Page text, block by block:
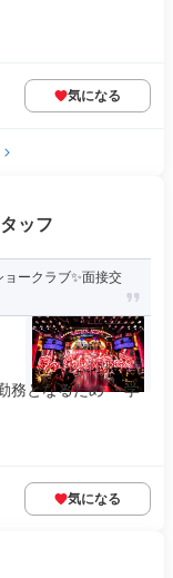
気になる
ッフ
ークラブ✨面接交
務となるため ・学
気になる